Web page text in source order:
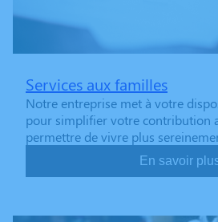
Services aux familles
Notre entreprise met à votre
pour simplifier votre contribution
permettre de vivre plus
En savoir